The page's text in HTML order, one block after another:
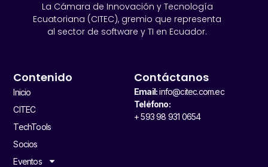
La Cámara de Innovación y Tecnología
Ecuatoriana (CITEC), gremio que representa
al sector de software y TI en Ecuador.
Contenido
Inicio
CITEC
TechTools
Socios
Eventos
Contáctanos
Email:info@citec.com.ec
Teléfono:
+ 593 98 931 0654